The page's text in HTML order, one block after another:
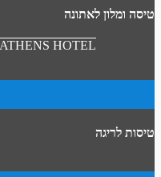
טיסה ומלון לאתונה
HOTEL
טיסות לריגה